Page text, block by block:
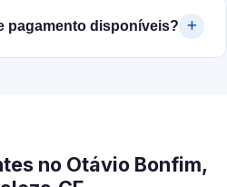
pagamento disponíveis?
no Otávio Bonfim,